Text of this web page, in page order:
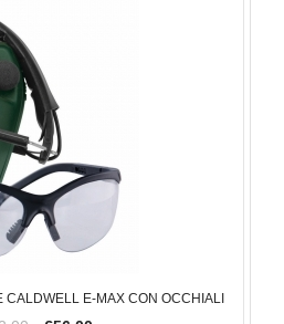
CALDWELL E-MAX CON OCCHIALI